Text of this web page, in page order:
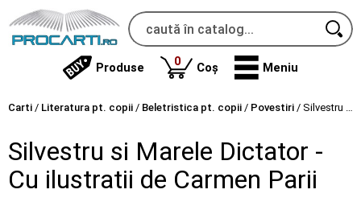
Produse 0produse
Coș Meniu
Carti / Literatura pt. copii / Beletristica pt. copii / Povestiri / Silvestru si Marele Dictator - Cu ilustratii de Carmen Parii
Silvestru si Marele Dictator -
Cu ilustratii de Carmen Parii